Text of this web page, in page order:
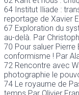
64 Institut Iliade :
reportage de Xavier
67 Exploration du
au-delà. Par
70 Pour saluer Pierre
conformisme ! Par
72 Rencontre avec
photographie le
74 Le royaume de